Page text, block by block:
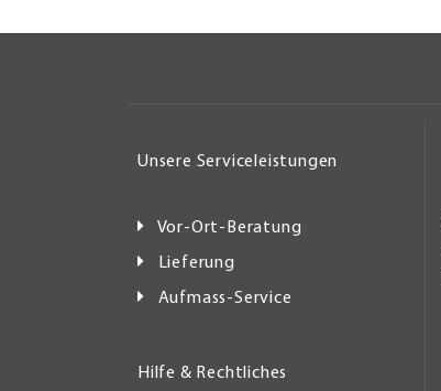
Unsere Serviceleistungen
Vor-Ort-Beratung
Lieferung
Aufmass-Service
Hilfe & Rechtliches